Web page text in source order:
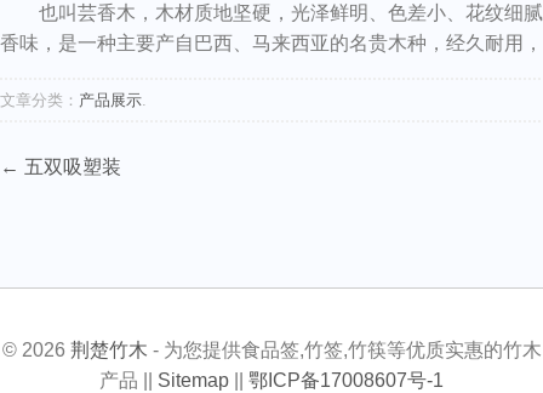
也叫芸香木，木材质地坚硬，光泽鲜明、色差小、花纹细
香味，是一种主要产自巴西、马来西亚的名贵木种，经久耐用
文章分类： 产品展示
Post
← 五双吸塑装
© 2026 荆楚竹木 - 为您提供食品签,竹签,竹筷等优质实惠的竹木
产品 || Sitemap 鄂ICP备17008607号-1